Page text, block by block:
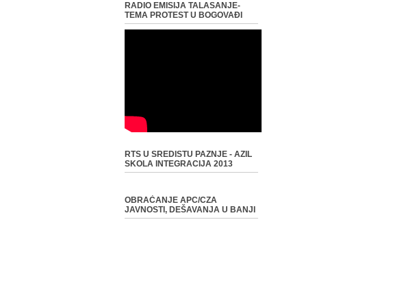
RADIO EMISIJA TALASANJE-
TEMA PROTEST U BOGOVAĐI
RTS U SREDISTU PAZNJE - AZIL
SKOLA INTEGRACIJA 2013
OBRAĆANJE APC/CZA
JAVNOSTI, DEŠAVANJA U BANJI